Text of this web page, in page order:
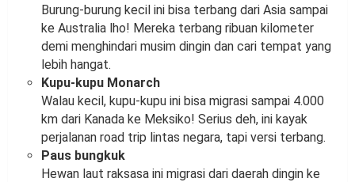
Burung-burung kecil ini bisa terbang dari Asia sampai
ke Australia lho! Mereka terbang ribuan kilometer
demi menghindari musim dingin dan cari tempat yang
lebih hangat.
Kupu-kupu Monarch
Walau kecil, kupu-kupu ini bisa migrasi sampai 4.000
km dari Kanada ke Meksiko! Serius deh, ini kayak
perjalanan road trip lintas negara, tapi versi terbang.
Paus bungkuk
Hewan laut raksasa ini migrasi dari daerah dingin ke